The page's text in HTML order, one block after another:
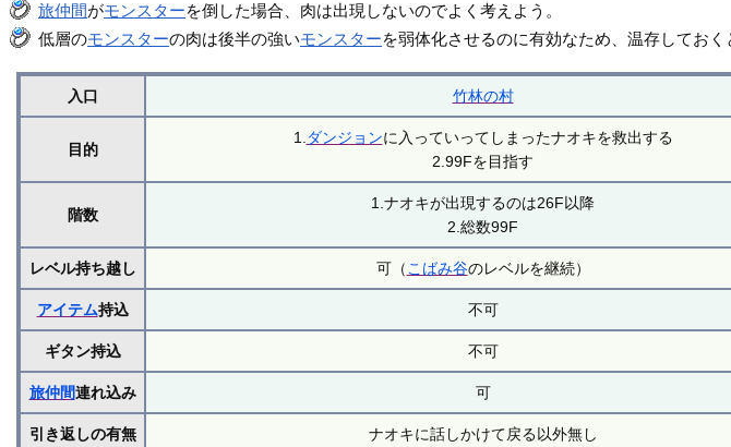
旅仲間がモンスターを倒した場合、肉は出現しないのでよく考えよう。
低層のモンスターの肉は後半の強いモンスターを弱体化させるのに有効なため、温存しておく
入口 竹林の村
目的
1. ダンジョンに入っていってしまったナオキを救出する
2.99Fを目指す
階数
1.ナオキが出現するのは26F以降
2.総数99F
レベル持ち越し 可（ こばみ谷のレベルを継続）
アイテム持込 不可
ギタン持込 不可
旅仲間連れ込み 可
引き返しの有無 ナオキに話しかけて戻る以外無し